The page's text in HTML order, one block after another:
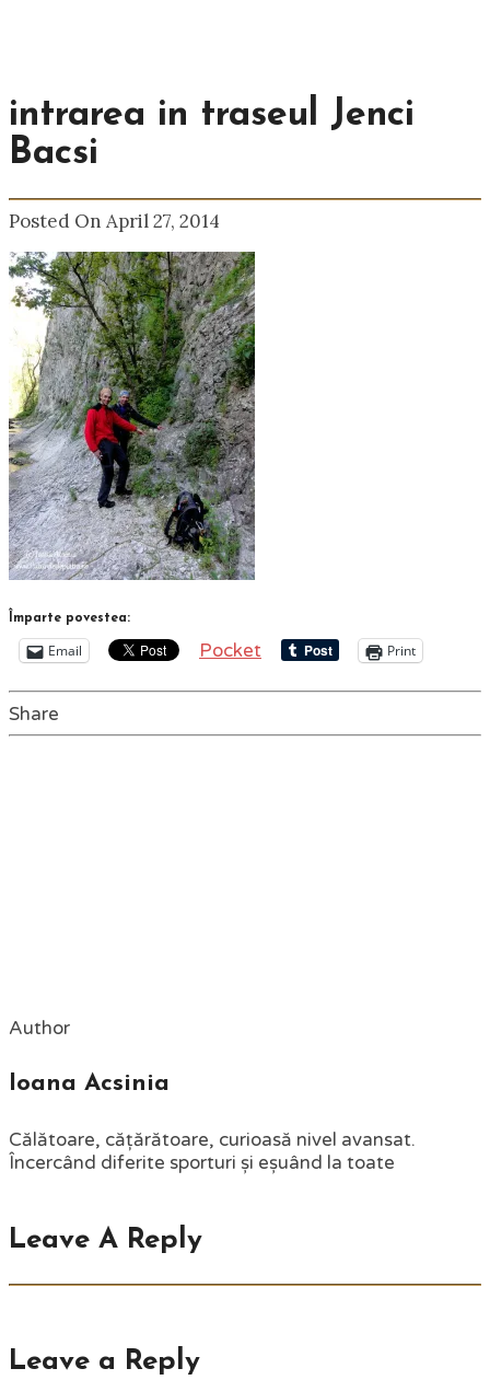
intrarea in traseul Jenci
Bacsi
Posted On April 27, 2014
Împarte povestea:
Email Pocket Print
Share
Author
Ioana Acsinia
Călătoare, cățărătoare, curioasă nivel avansat.
Încercând diferite sporturi și eșuând la toate
Leave A Reply
Leave a Reply